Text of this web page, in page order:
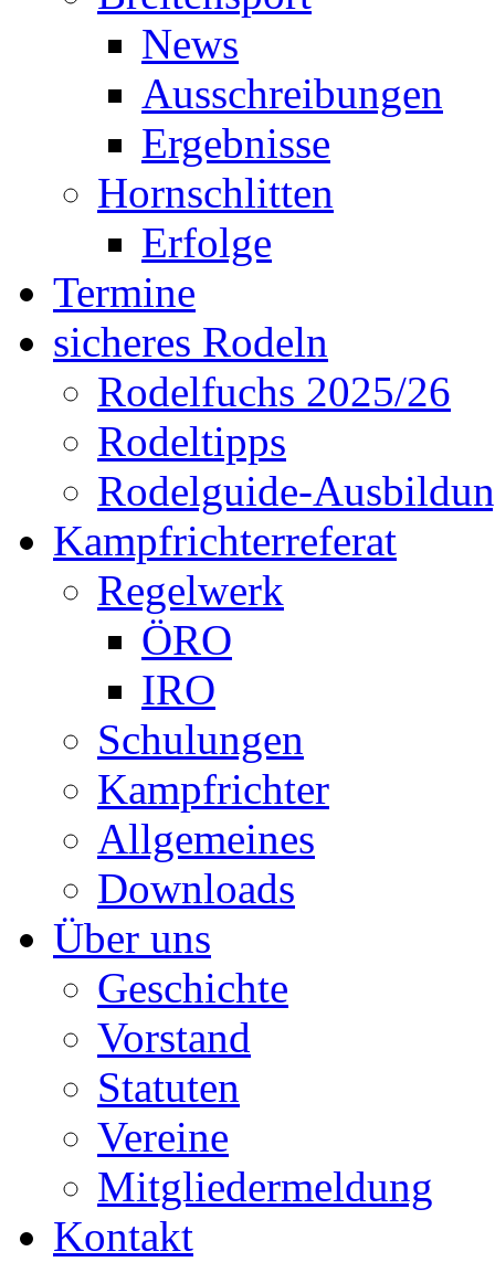
News
Ausschreibungen
Ergebnisse
Hornschlitten
Erfolge
Termine
sicheres Rodeln
Rodelfuchs 2025/26
Rodeltipps
Rodelguide-
Kampfrichterreferat
Regelwerk
ÖRO
IRO
Schulungen
Kampfrichter
Allgemeines
Downloads
Über uns
Geschichte
Vorstand
Statuten
Vereine
Mitgliedermeldung
Kontakt